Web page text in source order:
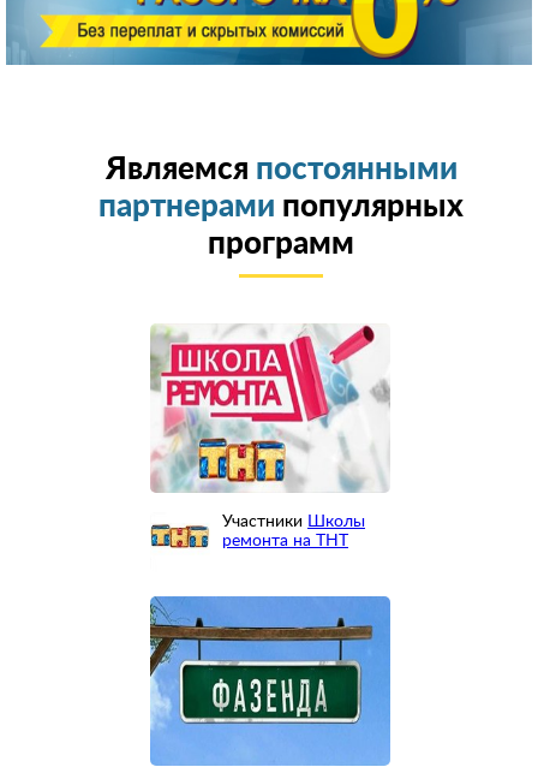
Являемся постоянными
партнерами популярных
программ
Участники
Школы
ремонта на ТНТ